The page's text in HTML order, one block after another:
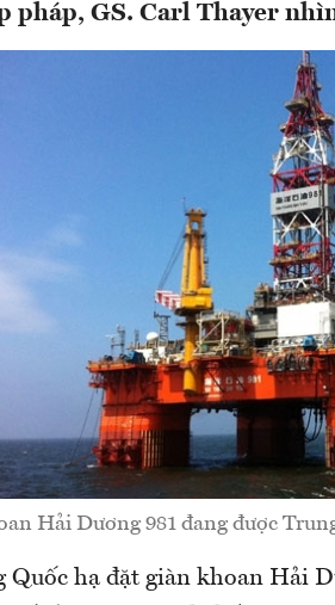
pháp, GS. Carl Thayer
Hải Dương 981 đang được
Quốc hạ đặt giàn khoan Hải